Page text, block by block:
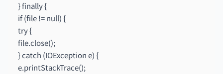
} finally {
if (file != null) {
try {
file.close();
} catch (IOException e) {
e.printStackTrace();